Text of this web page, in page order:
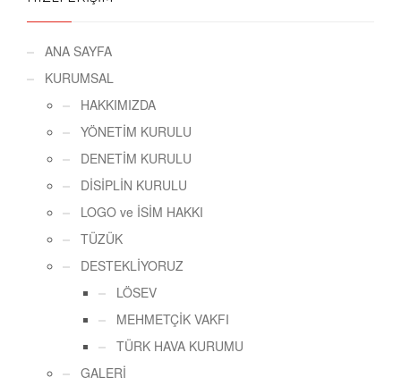
ANA SAYFA
KURUMSAL
HAKKIMIZDA
YÖNETİM KURULU
DENETİM KURULU
DİSİPLİN KURULU
LOGO ve İSİM HAKKI
TÜZÜK
DESTEKLİYORUZ
LÖSEV
MEHMETÇİK VAKFI
TÜRK HAVA KURUMU
GALERİ